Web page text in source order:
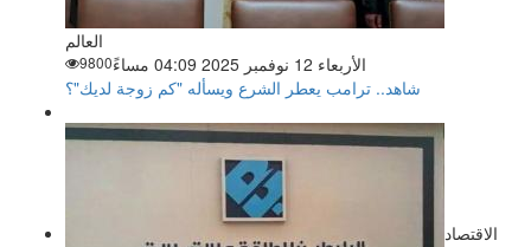
العالم
الأربعاء 12 نوفمبر 2025 04:09 مساءً
9800
شاهد.. ترامب يعطر الشرع ويسأله "كم زوجة لديك"؟
الاقتصاد